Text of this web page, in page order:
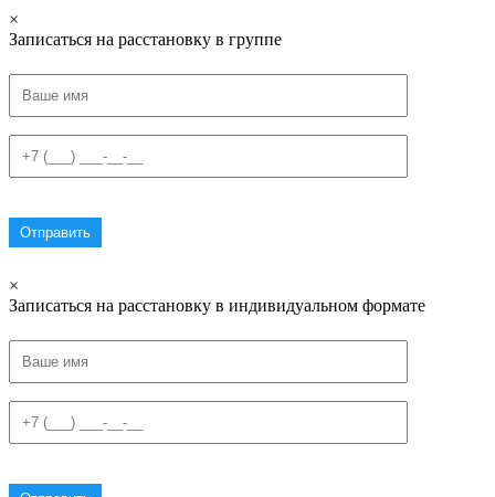
×
Записаться на расстановку в группе
×
Записаться на расстановку в индивидуальном формате